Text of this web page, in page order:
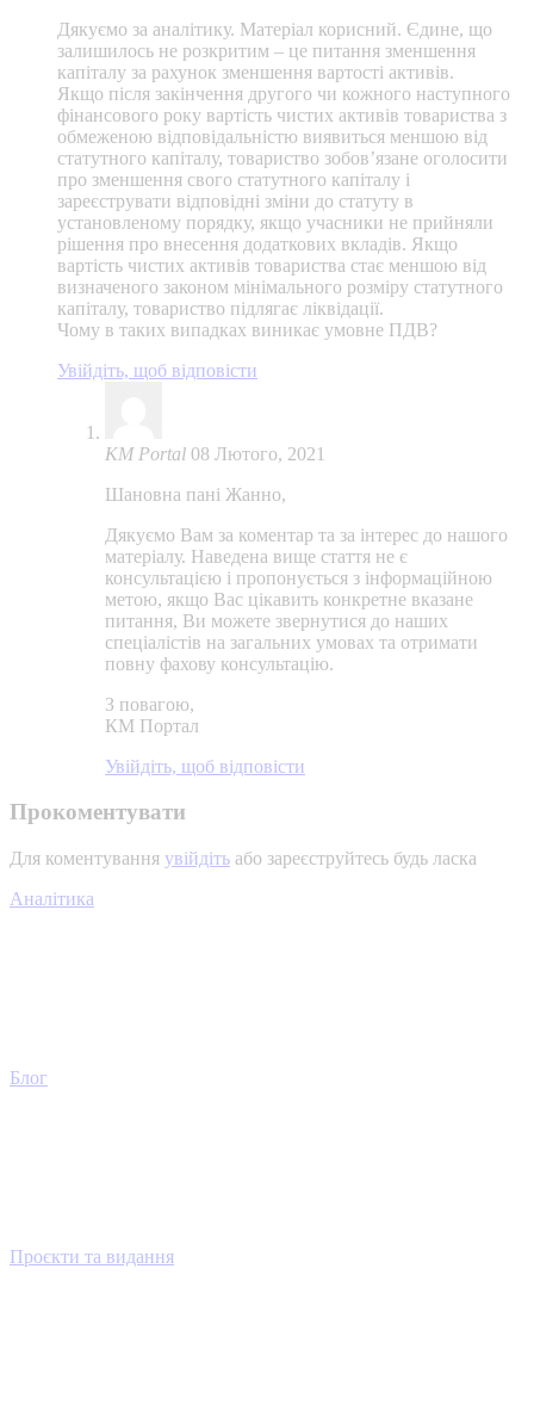
Дякуємо за аналітику. Матеріал корисний. Єдине, що
залишилось не розкритим – це питання зменшення
капіталу за рахунок зменшення вартості активів.
Якщо після закінчення другого чи кожного наступного
фінансового року вартість чистих активів товариства з
обмеженою відповідальністю виявиться меншою від
статутного капіталу, товариство зобов’язане оголосити
про зменшення свого статутного капіталу і
зареєструвати відповідні зміни до статуту в
установленому порядку, якщо учасники не прийняли
рішення про внесення додаткових вкладів. Якщо
вартість чистих активів товариства стає меншою від
визначеного законом мінімального розміру статутного
капіталу, товариство підлягає ліквідації.
Чому в таких випадках виникає умовне ПДВ?
Увійдіть, щоб відповісти
KM Portal 08 Лютого, 2021
Шановна пані Жанно,
Дякуємо Вам за коментар та за інтерес до нашого
матеріалу. Наведена вище стаття не є
консультацією і пропонується з інформаційною
метою, якщо Вас цікавить конкретне вказане
питання, Ви можете звернутися до наших
спеціалістів на загальних умовах та отримати
повну фахову консультацію.
З повагою,
КМ Портал
Увійдіть, щоб відповісти
Прокоментувати
Для коментування увійдіть або зареєструйтесь будь ласка
Аналітика
Блог
Проєкти та видання